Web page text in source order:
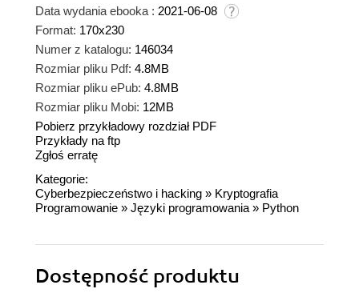
Data wydania ebooka : 2021-06-08
Format: 170x230
Numer z katalogu: 146034
Rozmiar pliku Pdf: 4.8MB
Rozmiar pliku ePub: 4.8MB
Rozmiar pliku Mobi: 12MB
Pobierz przykładowy rozdział PDF
Przykłady na ftp
Zgłoś erratę
Kategorie:
Cyberbezpieczeństwo i hacking » Kryptografia
Programowanie » Języki programowania » Python
Dostępność produktu